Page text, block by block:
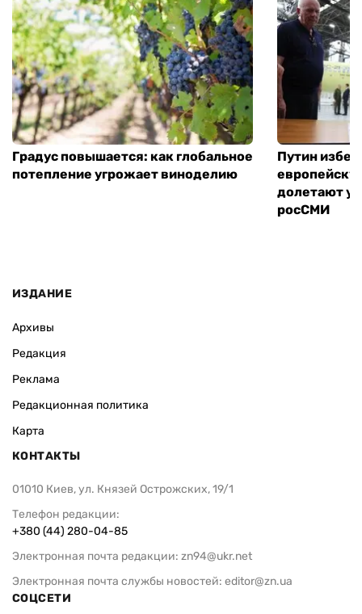
Градус повышается: как глобальное
потепление угрожает виноделию
Путин
долетают
росСМИ
ИЗДАНИЕ
Архивы
Редакция
Реклама
Редакционная политика
Карта
КОНТАКТЫ
01010 Киев, ул. Князей Острожских, 19/1
Телефон редакции:
+380 (44) 280-04-85
Электронная почта редакции: zn94@ukr.net
Электронная почта службы новостей: editor@zn.ua
СОЦСЕТИ